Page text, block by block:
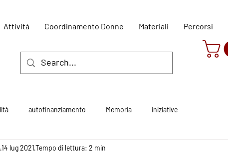
Attività Coordinamento Donne Materiali Percorsi
autofinanziamento Memoria iniziative
14 lug 2021Tempo di lettura: 2 min